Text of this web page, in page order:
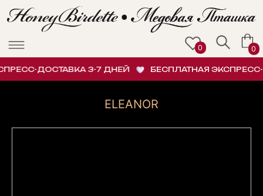
ДОСТАВКА 3-7 ДНЕЙ БЕСПЛАТНАЯ ЭКСПРЕСС-
ELEANOR